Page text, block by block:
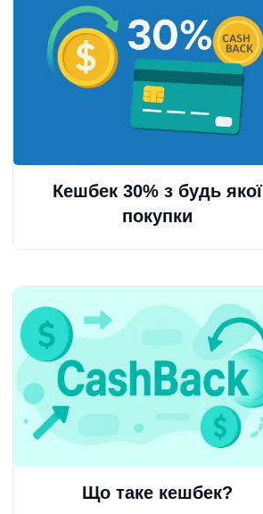
Кешбек 30% з будь якої
покупки
Що таке кешбек?